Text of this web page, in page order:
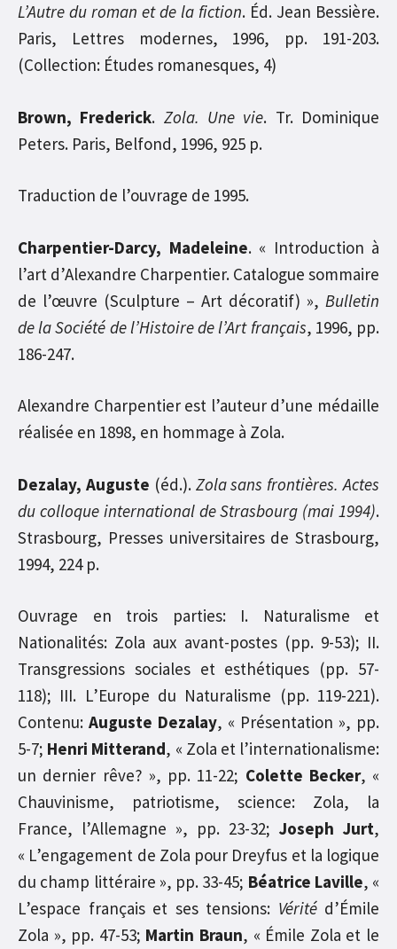
L’Autre du roman et de la fiction. Éd. Jean Bessière.
Paris, Lettres modernes, 1996, pp. 191-203.
(Collection: Études romanesques, 4)
Brown, Frederick. Zola. Une vie. Tr. Dominique
Peters. Paris, Belfond, 1996, 925 p.
Traduction de l’ouvrage de 1995.
Charpentier-Darcy, Madeleine. « Introduction à
l’art d’Alexandre Charpentier. Catalogue sommaire
de l’œuvre (Sculpture – Art décoratif) », Bulletin
de la Société de l’Histoire de l’Art français, 1996, pp.
186-247.
Alexandre Charpentier est l’auteur d’une médaille
réalisée en 1898, en hommage à Zola.
Dezalay, Auguste (éd.). Zola sans frontières. Actes
du colloque international de Strasbourg (mai 1994).
Strasbourg, Presses universitaires de Strasbourg,
1994, 224 p.
Ouvrage en trois parties: I. Naturalisme et
Nationalités: Zola aux avant-postes (pp. 9-53); II.
Transgressions sociales et esthétiques (pp. 57-
118); III. L’Europe du Naturalisme (pp. 119-221).
Contenu: Auguste Dezalay, « Présentation », pp.
5-7; Henri Mitterand, « Zola et l’internationalisme:
un dernier rêve? », pp. 11-22; Colette Becker, «
Chauvinisme, patriotisme, science: Zola, la
France, l’Allemagne », pp. 23-32; Joseph Jurt,
« L’engagement de Zola pour Dreyfus et la logique
du champ littéraire », pp. 33-45; Béatrice Laville, «
L’espace français et ses tensions: Véritéd’Émile
Zola », pp. 47-53; Martin Braun, « Émile Zola et le